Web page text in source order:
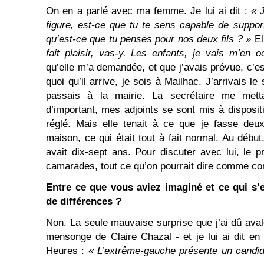
On en a parlé avec ma femme. Je lui ai dit : «
figure, est-ce que tu te sens capable de
qu’est-ce que tu penses pour nos deux fils ? »
fait plaisir, vas-y. Les enfants, je vais m’en
qu’elle m’a demandée, et que j’avais prévue,
quoi qu’il arrive, je sois à Mailhac. J’arrivais le
passais à la mairie. La secrétaire me
d’important, mes adjoints se sont mis à
réglé. Mais elle tenait à ce que je fasse
maison, ce qui était tout à fait normal. Au
avait dix-sept ans. Pour discuter avec lui, le
camarades, tout ce qu’on pourrait dire comme
Entre ce que vous aviez imaginé et ce qui
de différences ?
Non. La seule mauvaise surprise que j’ai dû
mensonge de Claire Chazal - et je lui ai dit
Heures : « L’extrême-gauche présente un